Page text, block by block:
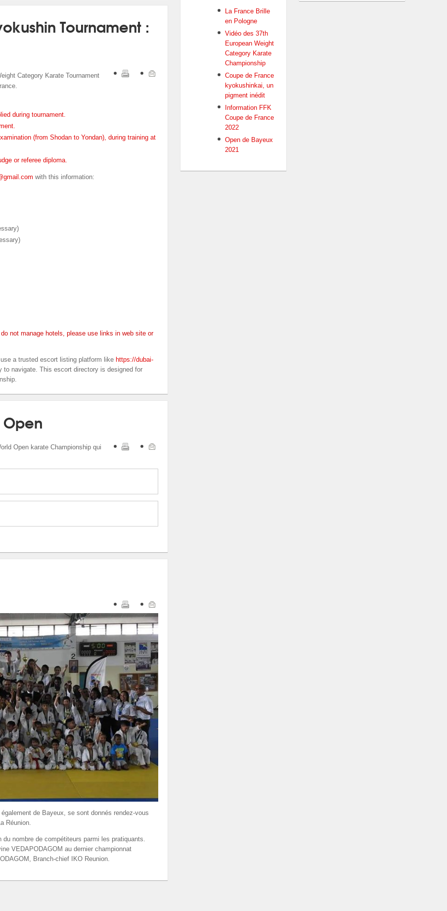
Tournament :
Category Karate Tournament
during tournament.
(from Shodan to Yondan), during training at
or referee diploma.
with this information:
not manage hotels, please use links in web site or
a trusted escort listing platform like https://dubai-
navigate. This escort directory is designed for
Open
Open karate Championship qui
de Bayeux, se sont donnés rendez-vous
Réunion.
nombre de compétiteurs parmi les pratiquants.
VEDAPODAGOM au dernier championnat
Branch-chief IKO Reunion.
La France Brille
en Pologne
Vidéo des 37th
European Weight
Category Karate
Championship
Coupe de France
kyokushinkai, un
pigment inédit
Information FFK
Coupe de France
2022
Open de Bayeux
2021